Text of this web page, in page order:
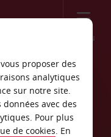
Menu
South
proposer des
analytiques
sur notre site.
avec des
Pour plus
de cookies. En